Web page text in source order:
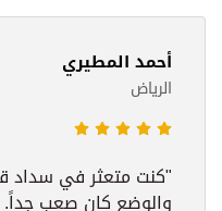
أحمد المطيري
الرياض
"كنت متعثر في سداد